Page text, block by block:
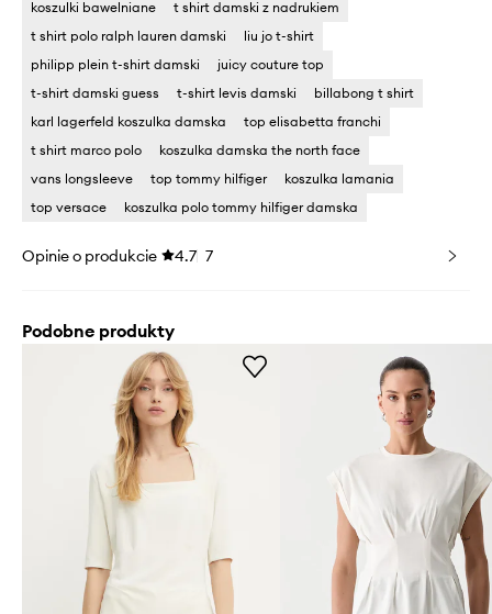
koszulki bawelniane
t shirt damski z nadrukiem
t shirt polo ralph lauren damski
liu jo t-shirt
philipp plein t-shirt damski
juicy couture top
t-shirt damski guess
t-shirt levis damski
billabong t shirt
karl lagerfeld koszulka damska
top elisabetta franchi
t shirt marco polo
koszulka damska the north face
vans longsleeve
top tommy hilfiger
koszulka lamania
top versace
koszulka polo tommy hilfiger damska
Opinie o produkcie 4.7 7
Podobne produkty